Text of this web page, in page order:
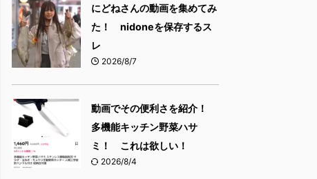
にどねさんの動画を集めてみ
た！ nidoneを保存するス
レ
2026/8/7
動画でその便利さを紹介！
多機能キッチン野菜ハサ
ミ！ これは欲しい！
2026/8/4